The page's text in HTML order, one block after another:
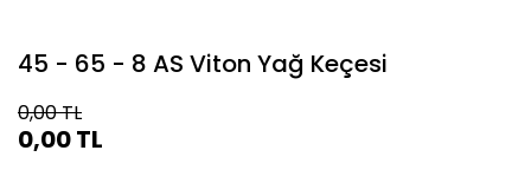
45 - 65 - 8 AS Viton Yağ Keçesi
0,00 TL
0,00 TL